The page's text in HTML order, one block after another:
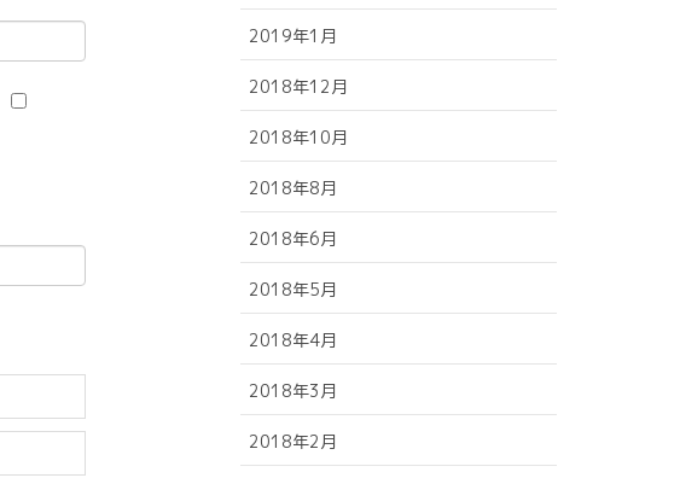
2019年1月
2018年12月
2018年10月
2018年8月
2018年6月
2018年5月
2018年4月
2018年3月
2018年2月